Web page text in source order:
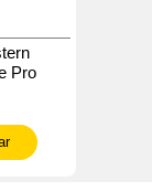
Pro